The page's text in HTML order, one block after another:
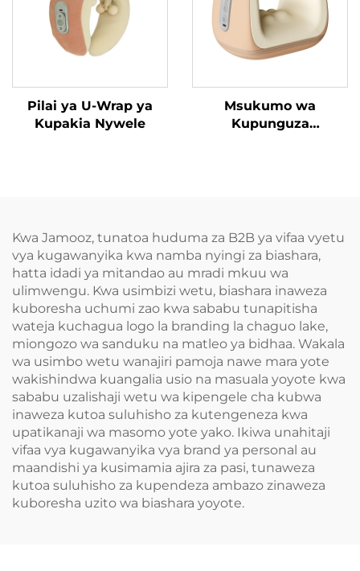
Pilai ya U-Wrap ya
Kupakia Nywele
Msukumo wa
Kupunguza
Kwa Jamooz, tunatoa huduma za B2B ya vifaa vyetu
vya kugawanyika kwa namba nyingi za biashara,
hatta idadi ya mitandao au mradi mkuu wa
ulimwengu. Kwa usimbizi wetu, biashara inaweza
kuboresha uchumi zao kwa sababu tunapitisha
wateja kuchagua logo la branding la chaguo lake,
miongozo wa sanduku na matleo ya bidhaa. Wakala
wa usimbo wetu wanajiri pamoja nawe mara yote
wakishindwa kuangalia usio na masuala yoyote kwa
sababu uzalishaji wetu wa kipengele cha kubwa
inaweza kutoa suluhisho za kutengeneza kwa
upatikanaji wa masomo yote yako. Ikiwa unahitaji
vifaa vya kugawanyika vya brand ya personal au
maandishi ya kusimamia ajira za pasi, tunaweza
kutoa suluhisho za kupendeza ambazo zinaweza
kuboresha uzito wa biashara yoyote.